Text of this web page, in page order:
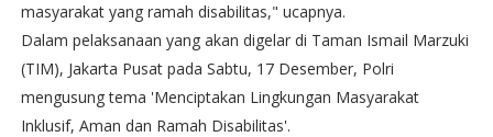
masyarakat yang ramah disabilitas," ucapnya.
Dalam pelaksanaan yang akan digelar di Taman Ismail Marzuki
(TIM), Jakarta Pusat pada Sabtu, 17 Desember, Polri
mengusung tema 'Menciptakan Lingkungan Masyarakat
Inklusif, Aman dan Ramah Disabilitas'.